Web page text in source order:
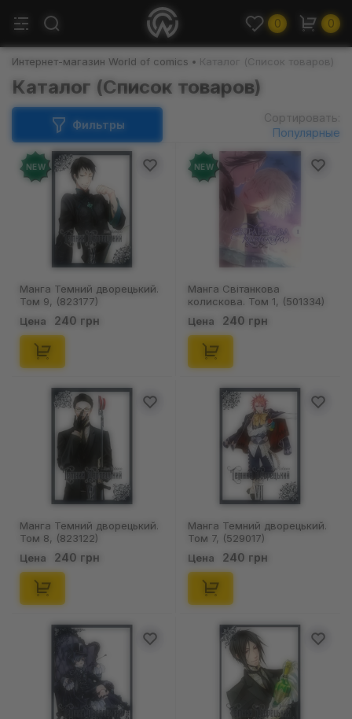
0 0
Интернет-магазин World of comics Каталог (Список товаров)
Каталог (Список товаров)
Фильтры
Сортировать:
Популярные
NEW
Манга Темний дворецький.
Том 9, (823177)
Цена 240 грн
NEW
Манга Світанкова
колискова. Том 1, (501334)
Цена 240 грн
Манга Темний дворецький.
Том 8, (823122)
Цена 240 грн
Манга Темний дворецький.
Том 7, (529017)
Цена 240 грн